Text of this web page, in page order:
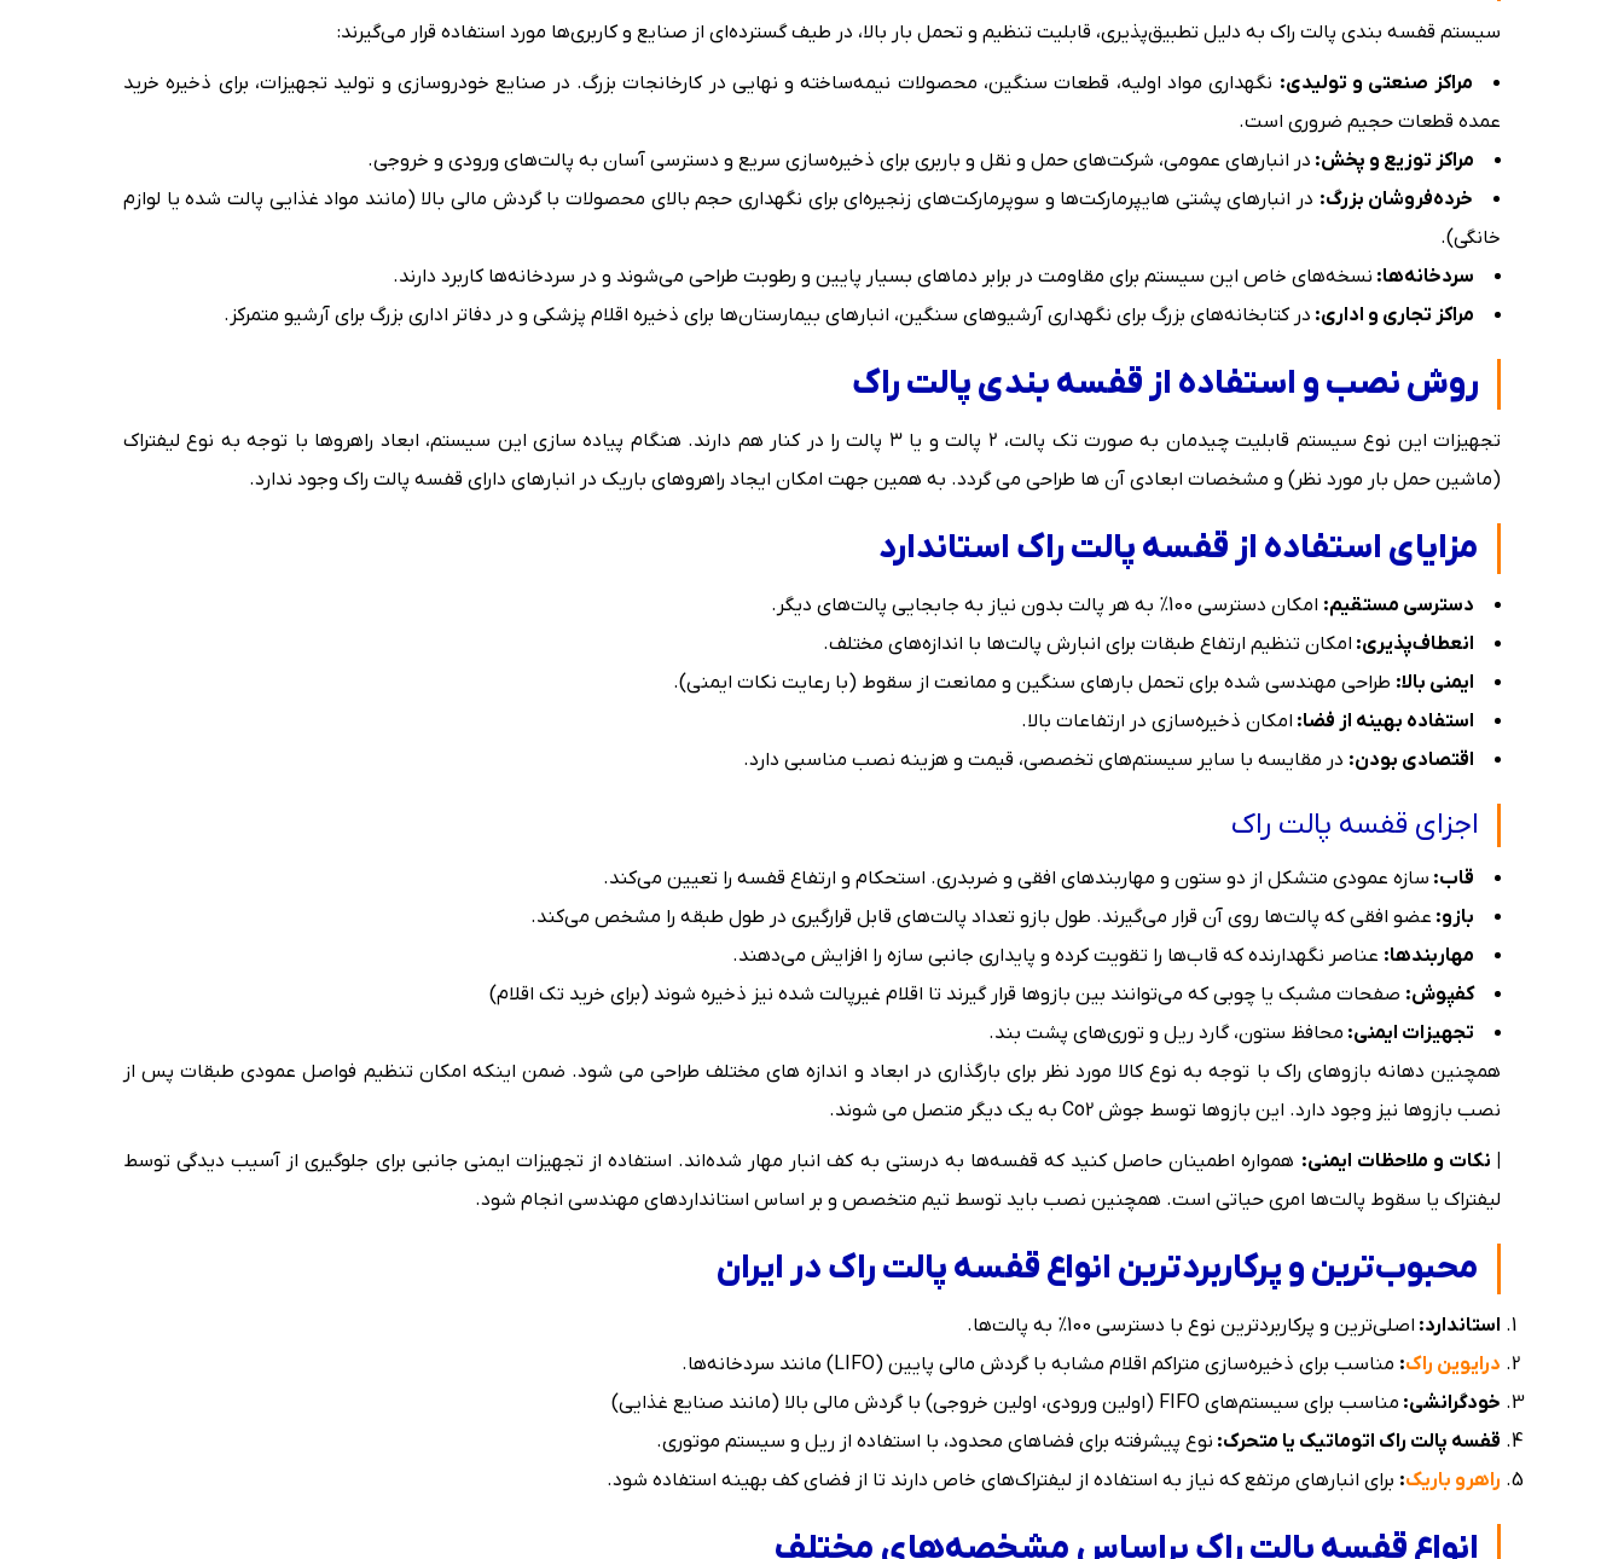
سیستم قفسه بندی پالت راک به دلیل تطبیق‌پذیری، قابلیت تنظیم و تحمل بار بالا، در طیف گسترده‌ای از صنایع و کاربری‌ها مورد استفاده قرار می‌گیرند:
مراکز صنعتی و تولیدی: نگهداری مواد اولیه، قطعات سنگین، محصولات نیمه‌ساخته و نهایی در کارخانجات بزرگ. در صنایع خودروسازی و تولید تجهیزات، برای ذخیره خرید
عمده قطعات حجیم ضروری است.
مراکز توزیع و پخش: در انبارهای عمومی، شرکت‌های حمل و نقل و باربری برای ذخیره‌سازی سریع و دسترسی آسان به پالت‌های ورودی و خروجی.
خرده‌فروشان بزرگ: در انبارهای پشتی هایپرمارکت‌ها و سوپرمارکت‌های زنجیره‌ای برای نگهداری حجم بالای محصولات با گردش مالی بالا (مانند مواد غذایی پالت شده یا لوازم
خانگی).
سردخانه‌ها: نسخه‌های خاص این سیستم برای مقاومت در برابر دماهای بسیار پایین و رطوبت طراحی می‌شوند و در سردخانه‌ها کاربرد دارند.
مراکز تجاری و اداری: در کتابخانه‌های بزرگ برای نگهداری آرشیوهای سنگین، انبارهای بیمارستان‌ها برای ذخیره اقلام پزشکی و در دفاتر اداری بزرگ برای آرشیو متمرکز.
روش نصب و استفاده از قفسه بندی پالت راک
تجهیزات این نوع سیستم قابلیت چیدمان به صورت تک پالت، ۲ پالت و یا ۳ پالت را در کنار هم دارند. هنگام پیاده سازی این سیستم، ابعاد راهروها با توجه به نوع لیفتراک
(ماشین حمل بار مورد نظر) و مشخصات ابعادی آن ها طراحی می گردد. به همین جهت امکان ایجاد راهروهای باریک در انبارهای دارای قفسه پالت راک وجود ندارد.
مزایای استفاده از قفسه پالت راک استاندارد
دسترسی مستقیم: امکان دسترسی 100% به هر پالت بدون نیاز به جابجایی پالت‌های دیگر.
انعطاف‌پذیری: امکان تنظیم ارتفاع طبقات برای انبارش پالت‌ها با اندازه‌های مختلف.
ایمنی بالا: طراحی مهندسی شده برای تحمل بارهای سنگین و ممانعت از سقوط (با رعایت نکات ایمنی).
استفاده بهینه از فضا: امکان ذخیره‌سازی در ارتفاعات بالا.
اقتصادی بودن: در مقایسه با سایر سیستم‌های تخصصی، قیمت و هزینه نصب مناسبی دارد.
اجزای قفسه پالت راک
قاب: سازه عمودی متشکل از دو ستون و مهاربندهای افقی و ضربدری. استحکام و ارتفاع قفسه را تعیین می‌کند.
بازو: عضو افقی که پالت‌ها روی آن قرار می‌گیرند. طول بازو تعداد پالت‌های قابل قرارگیری در طول طبقه را مشخص می‌کند.
مهاربندها: عناصر نگهدارنده که قاب‌ها را تقویت کرده و پایداری جانبی سازه را افزایش می‌دهند.
کفپوش: صفحات مشبک یا چوبی که می‌توانند بین بازوها قرار گیرند تا اقلام غیرپالت شده نیز ذخیره شوند (برای خرید تک اقلام)
تجهیزات ایمنی: محافظ ستون، گارد ریل و توری‌های پشت بند.
همچنین دهانه بازوهای راک با توجه به نوع کالا مورد نظر برای بارگذاری در ابعاد و اندازه های مختلف طراحی می شود. ضمن اینکه امکان تنظیم فواصل عمودی طبقات پس از
نصب بازوها نیز وجود دارد. این بازوها توسط جوش Co2 به یک دیگر متصل می شوند.
| نکات و ملاحظات ایمنی: همواره اطمینان حاصل کنید که قفسه‌ها به درستی به کف انبار مهار شده‌اند. استفاده از تجهیزات ایمنی جانبی برای جلوگیری از آسیب دیدگی توسط
لیفتراک یا سقوط پالت‌ها امری حیاتی است. همچنین نصب باید توسط تیم متخصص و بر اساس استانداردهای مهندسی انجام شود.
محبوب‌ترین و پرکاربردترین انواع قفسه پالت راک در ایران
استاندارد: اصلی‌ترین و پرکاربردترین نوع با دسترسی 100% به پالت‌ها.
درایوین راک: مناسب برای ذخیره‌سازی متراکم اقلام مشابه با گردش مالی پایین (LIFO) مانند سردخانه‌ها.
خودگرانشی: مناسب برای سیستم‌های FIFO (اولین ورودی، اولین خروجی) با گردش مالی بالا (مانند صنایع غذایی)
قفسه پالت راک اتوماتیک یا متحرک: نوع پیشرفته برای فضاهای محدود، با استفاده از ریل و سیستم موتوری.
راهرو باریک: برای انبارهای مرتفع که نیاز به استفاده از لیفتراک‌های خاص دارند تا از فضای کف بهینه استفاده شود.
انواع قفسه پالت راک براساس مشخصه‌های مختلف